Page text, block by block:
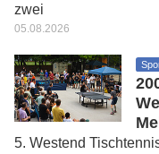
zwei
05.08.2026
5. Westend